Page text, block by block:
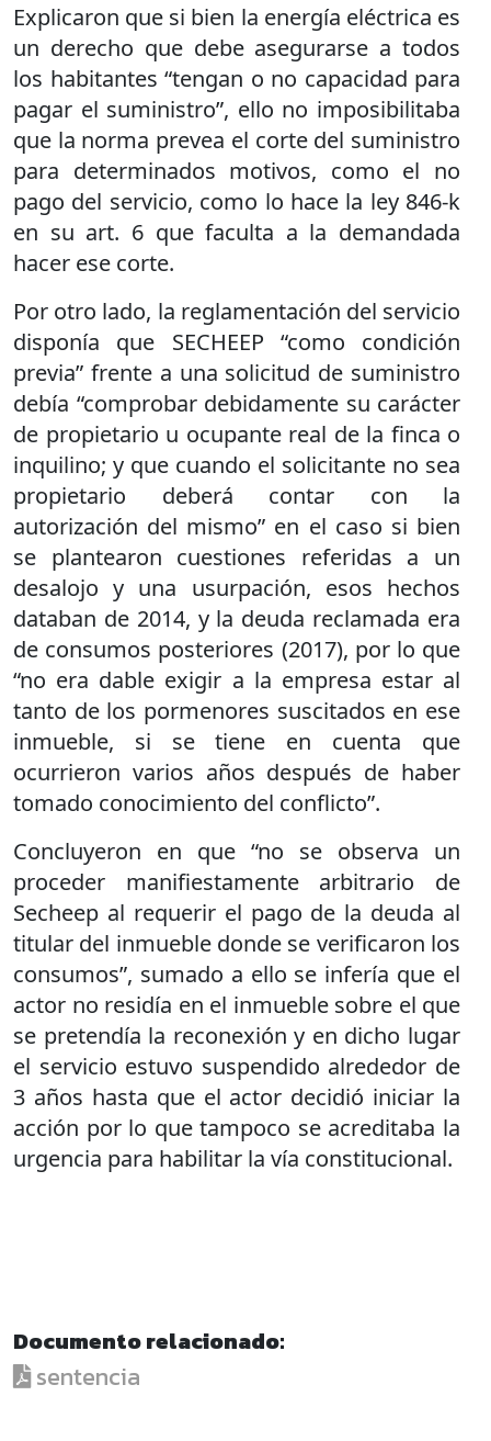
Explicaron que si bien la energía eléctrica es
un derecho que debe asegurarse a todos
los habitantes “tengan o no capacidad para
pagar el suministro”, ello no imposibilitaba
que la norma prevea el corte del suministro
para determinados motivos, como el no
pago del servicio, como lo hace la ley 846-k
en su art. 6 que faculta a la demandada
hacer ese corte.
Por otro lado, la reglamentación del servicio
disponía que SECHEEP “como condición
previa” frente a una solicitud de suministro
debía “comprobar debidamente su carácter
de propietario u ocupante real de la finca o
inquilino; y que cuando el solicitante no sea
propietario deberá contar con la
autorización del mismo” en el caso si bien
se plantearon cuestiones referidas a un
desalojo y una usurpación, esos hechos
databan de 2014, y la deuda reclamada era
de consumos posteriores (2017), por lo que
“no era dable exigir a la empresa estar al
tanto de los pormenores suscitados en ese
inmueble, si se tiene en cuenta que
ocurrieron varios años después de haber
tomado conocimiento del conflicto”.
Concluyeron en que “no se observa un
proceder manifiestamente arbitrario de
Secheep al requerir el pago de la deuda al
titular del inmueble donde se verificaron los
consumos”, sumado a ello se infería que el
actor no residía en el inmueble sobre el que
se pretendía la reconexión y en dicho lugar
el servicio estuvo suspendido alrededor de
3 años hasta que el actor decidió iniciar la
acción por lo que tampoco se acreditaba la
urgencia para habilitar la vía constitucional.
Documento relacionado:
sentencia